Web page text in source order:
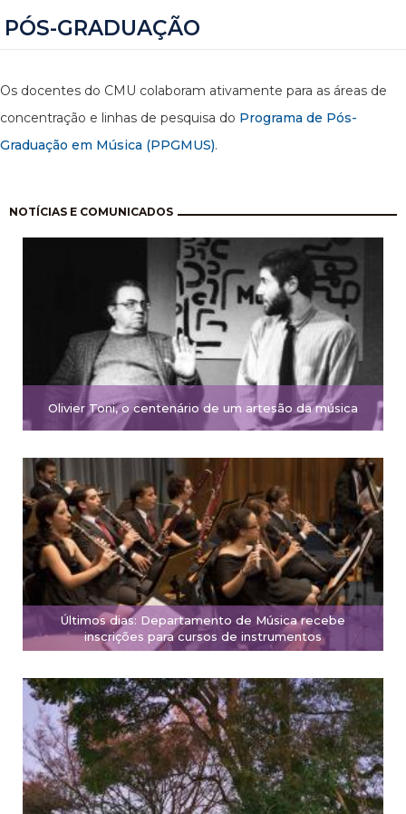
PÓS-GRADUAÇÃO
Os docentes do CMU colaboram ativamente para as áreas de
concentração e linhas de pesquisa do Programa de Pós-
Graduação em Música (PPGMUS).
NOTÍCIAS E COMUNICADOS
Olivier Toni, o centenário de um artesão da música
Últimos dias: Departamento de Música recebe
inscrições para cursos de instrumentos
Pagination